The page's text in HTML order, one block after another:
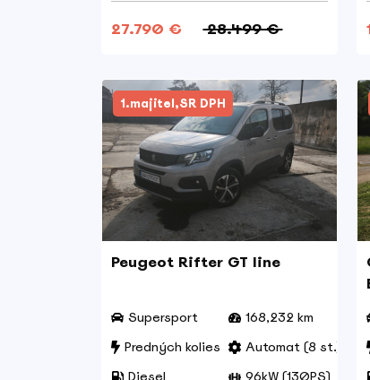
27.790 € 28.499 €
1.majitel,SR DPH
Peugeot Rifter GT line
Supersport
168,232 km
Predných kolies
Automat (8 st.)
Diesel
96kW (130PS)